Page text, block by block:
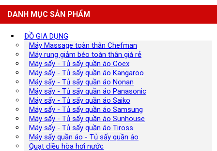
DANH MỤC SẢN PHẨM
ĐỒ GIA DỤNG
Máy Massage toàn thân Chefman
Máy rung giảm béo toàn thân giá rẻ
Máy sấy - Tủ sấy quần áo Coex
Máy sấy - Tủ sấy quần áo Kangaroo
Máy sấy - Tủ sấy quần áo Nonan
Máy sấy - Tủ sấy quần áo Panasonic
Máy sấy - Tủ sấy quần áo Saiko
Máy sấy - Tủ sấy quần áo Samsung
Máy sấy - Tủ sấy quần áo Sunhouse
Máy sấy - Tủ sấy quần áo Tiross
Máy sấy quần áo - Tủ sấy quần áo
Quạt điều hòa hơi nước